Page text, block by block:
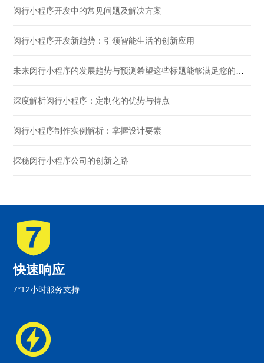
闵行小程序开发中的常见问题及解决方案
闵行小程序开发新趋势：引领智能生活的创新应用
深度解析闵行小程序：定制化的优势与特点
闵行小程序制作实例解析：掌握设计要素
探秘闵行小程序公司的创新之路
快速响应
7*12小时服务支持